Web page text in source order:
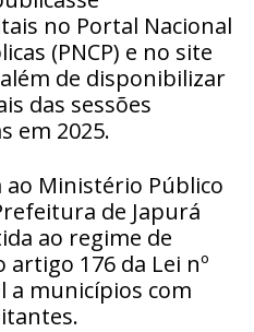
no Portal Nacional
(PNCP) e no site
de disponibilizar
das sessões
em 2025.
ao Ministério Público
de Japurá
ao regime de
176 da Lei nº
a municípios com